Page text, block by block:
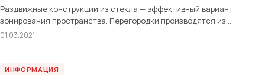
Раздвижные конструкции из стекла — эффективный вариант
зонирования пространства. Перегородки производятся из
закаленного либо триплекс стекла толщиной от 8 до 12 мм.
перегородок, количества створок, массы всего изделия. Мы
01.03.2021
ИНФОРМАЦИЯ